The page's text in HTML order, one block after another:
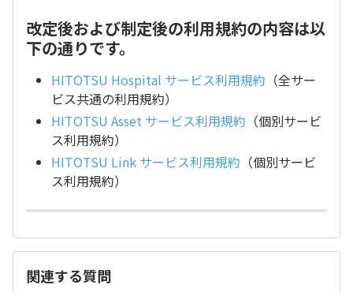
改定後および制定後の利用規約の内容は以
下の通りです。
HITOTSU Hospital サービス利用規約 （全サー
ビス共通の利用規約）
HITOTSU Asset サービス利用規約 （個別サービ
ス利用規約）
HITOTSU Link サービス利用規約 （個別サービ
ス利用規約）
関連する質問